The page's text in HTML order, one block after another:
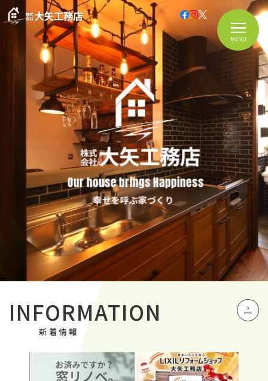
MENU
Our house brings Happiness
幸せを呼ぶ家づくり
INFORMATION
新着情報
more